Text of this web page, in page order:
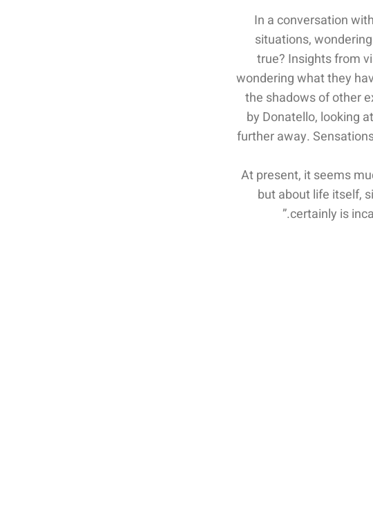
In a conversation
situations,
true? Insights from
wondering what they
the shadows of other
by Donatello, looking
further away.
“At present, it seems
but about life itself,
certainly is